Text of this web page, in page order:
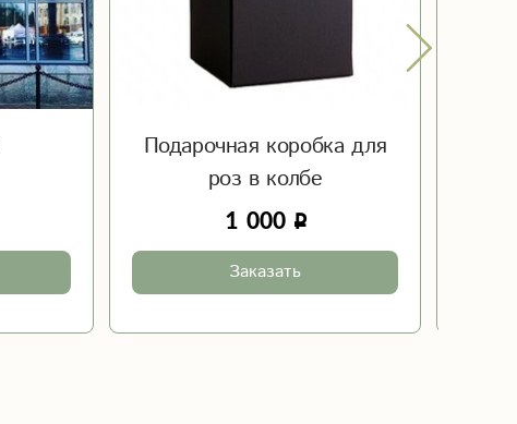
Подарочная коробка для
роз в колбе
1 000
Заказать